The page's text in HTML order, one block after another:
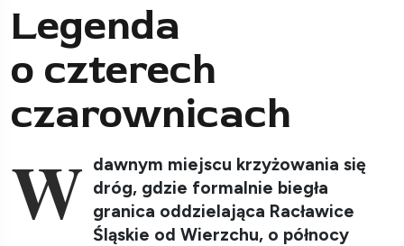
Legenda
o czterech
czarownicach
W dawnym miejscu krzyżowania się
dróg, gdzie formalnie biegła
granica oddzielająca Racławice
Śląskie od Wierzchu, o północy